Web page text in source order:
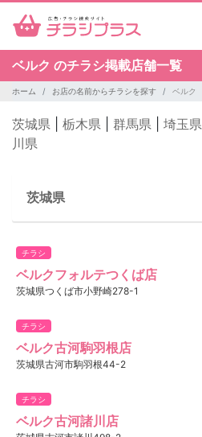
ベルク のチラシ掲載店舗一覧
ホーム お店の名前からチラシを探す ベルク
茨城県 栃木県 群馬県 埼玉県
川県
茨城県
チラシ
ベルクフォルテつくば店
茨城県つくば市小野崎278-1
チラシ
ベルク古河駒羽根店
茨城県古河市駒羽根44-2
チラシ
ベルク古河諸川店